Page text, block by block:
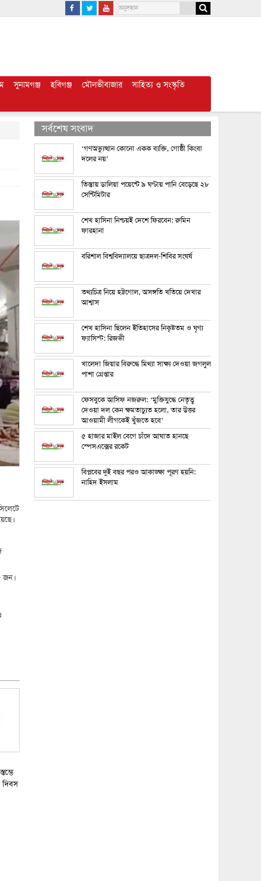
সুনামগঞ্জ হবিগঞ্জ মৌলভীবাজার
সাহিত্য ও সংস্কৃতি
জন।
দিবস
সর্বশেষ সংবাদ
‘গণঅভ্যুত্থান কোনো একক ব্যক্তি, গোষ্ঠী কিংবা
দলের নয়’
তিস্তায় ডালিয়া পয়েন্টে ৯ ঘণ্টায় পানি বেড়েছে ২৮
সেন্টিমিটার
শেখ হাসিনা নিশ্চয়ই দেশে ফিরবেন: রুমিন
ফারহানা
বরিশাল বিশ্ববিদ্যালয়ে ছাত্রদল-শিবির সংঘর্ষ
তথ্যচিত্র নিয়ে হট্টগোল, অসঙ্গতি খতিয়ে দেখার
আশ্বাস
শেখ হাসিনা ছিলেন ইতিহাসের নিকৃষ্টতম ও ঘৃণ্য
ফ্যাসিস্ট: রিজভী
খালেদা জিয়ার বিরুদ্ধে মিথ্যা সাক্ষ্য দেওয়া জগলুল
পাশা গ্রেপ্তার
ফেসবুকে আসিফ নজরুল: ‘মুক্তিযুদ্ধে নেতৃত্ব
দেওয়া দল কেন ক্ষমতাচ্যুত হলো, তার উত্তর
আওয়ামী লীগকেই খুঁজতে হবে’
৫ হাজার মাইল বেগে চাঁদে আঘাত হানছে
স্পেসএক্সের রকেট
বিপ্লবের দুই বছর পরও আকাঙ্ক্ষা পূরণ হয়নি:
নাহিদ ইসলাম